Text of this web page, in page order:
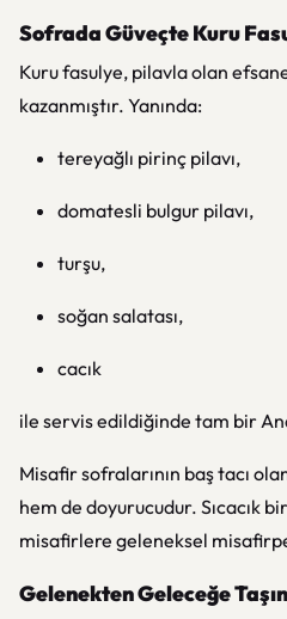
Sofrada Güveçte Kuru
Kuru fasulye, pilavla olan
kazanmıştır. Yanında:
tereyağlı pirinç pilavı,
domatesli bulgur pilavı,
turşu,
soğan salatası,
cacık
ile servis edildiğinde tam bir
Misafir sofralarının baş tacı
hem de doyurucudur. Sıcacık
misafirlere geleneksel
Gelenekten Geleceğe